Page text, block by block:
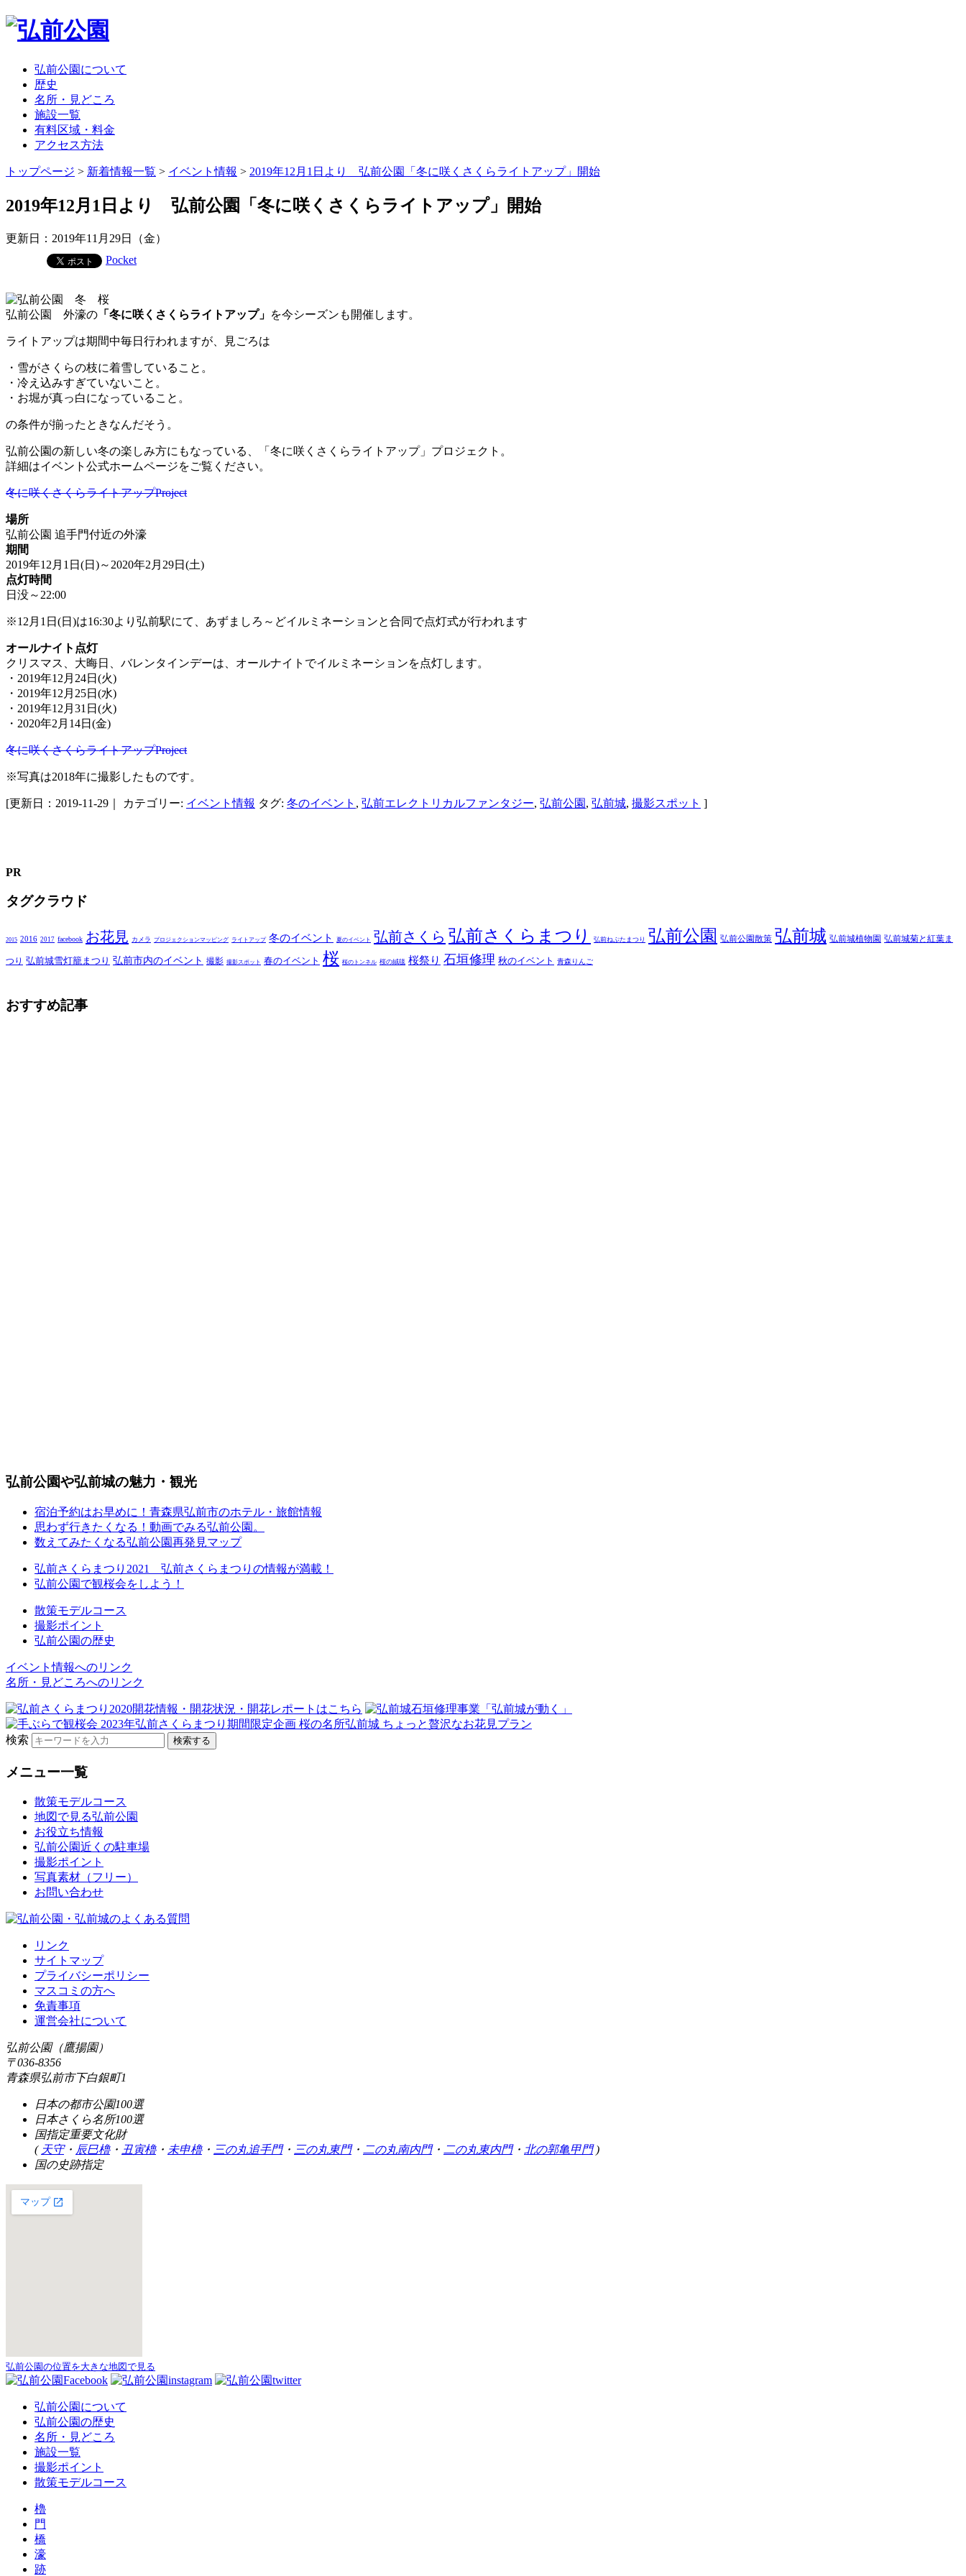
弘前公園について
歴史
名所・見どころ
施設一覧
有料区域・料金
アクセス方法
トップページ > 新着情報一覧 > イベント情報 > 2019年12月1日より 弘前公園「冬に咲くさくらライトアップ」開始
2019年12月1日より 弘前公園「冬に咲くさくらライトアップ」開始
更新日：2019年11月29日（金）
Pocket
弘前公園 外濠の 「冬に咲くさくらライトアップ」 を今シーズンも開催します。
ライトアップは期間中毎日行われますが、見ごろは
・雪がさくらの枝に着雪していること。
・冷え込みすぎていないこと。
・お堀が真っ白になっていること。
の条件が揃ったときなんだそう。
弘前公園の新しい冬の楽しみ方にもなっている、「冬に咲くさくらライトアップ」プロジェクト。
詳細はイベント公式ホームページをご覧ください。
冬に咲くさくらライトアップProject
場所
弘前公園 追手門付近の外濠
期間
2019年12月1日(日)～2020年2月29日(土)
点灯時間
日没～22:00
※12月1日(日)は16:30より弘前駅にて、あずましろ～どイルミネーションと合同で点灯式が行われます
オールナイト点灯
クリスマス、大晦日、バレンタインデーは、オールナイトでイルミネーションを点灯します。
・2019年12月24日(火)
・2019年12月25日(水)
・2019年12月31日(火)
・2020年2月14日(金)
冬に咲くさくらライトアップProject
※写真は2018年に撮影したものです。
[更新日：2019-11-29｜ カテゴリー: イベント情報 タグ: 冬のイベント , 弘前エレクトリカルファンタジー, 弘前公園 , 弘前城, 撮影スポット ]
PR
タグクラウド
2015 2016 2017 facebook お花見 カメラ プロジェクションマッピング ライトアップ 冬のイベント 夏のイベント 弘前さくら 弘前さくらまつり 弘前ねぷたまつり 弘前公園 弘前公園散策 弘前城 弘前城植物園 弘前城菊と紅葉ま
つり 弘前城雪灯籠まつり 弘前市内のイベント 撮影 撮影スポット 春のイベント 桜 桜のトンネル 桜の絨毯 桜祭り 石垣修理 秋のイベント 青森りんご
おすすめ記事
弘前公園や弘前城の魅力・観光
宿泊予約はお早めに！青森県弘前市のホテル・旅館情報
思わず行きたくなる！動画でみる弘前公園。
数えてみたくなる弘前公園再発見マップ
弘前さくらまつり2021 弘前さくらまつりの情報が満載！
弘前公園で観桜会をしよう！
散策モデルコース
撮影ポイント
弘前公園の歴史
イベント情報へのリンク
名所・見どころへのリンク
検索
メニュー一覧
散策モデルコース
地図で見る弘前公園
お役立ち情報
弘前公園近くの駐車場
撮影ポイント
写真素材（フリー）
お問い合わせ
リンク
サイトマップ
プライバシーポリシー
マスコミの方へ
免責事項
運営会社について
弘前公園（鷹揚園）
〒036-8356
青森県弘前市下白銀町1
日本の都市公園100選
日本さくら名所100選
国指定重要文化財
( 天守・ 辰巳櫓・ 丑寅櫓・ 未申櫓・ 三の丸追手門・ 三の丸東門・ 二の丸南内門・ 二の丸東内門・ 北の郭亀甲門)
国の史跡指定
弘前公園の位置を大きな地図で見る
弘前公園について
弘前公園の歴史
名所・見どころ
施設一覧
撮影ポイント
散策モデルコース
櫓
門
橋
濠
跡